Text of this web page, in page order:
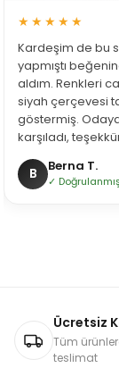
★★★★★
Kardeşim de bu
yapmıştı
aldım. Renkleri
siyah çerçevesi
göstermiş.
karşıladı,
B Berna T.
✓
Ücretsiz
Tüm
teslimat